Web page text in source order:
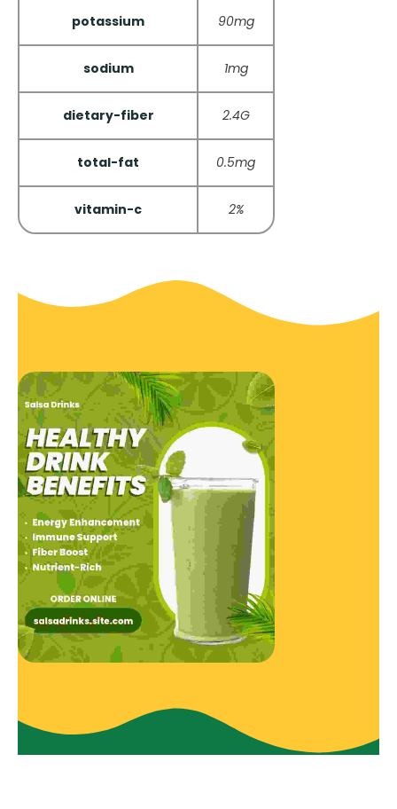
potassium 90mg
sodium 1mg
dietary-fiber 2.4G
total-fat 0.5mg
vitamin-c 2%